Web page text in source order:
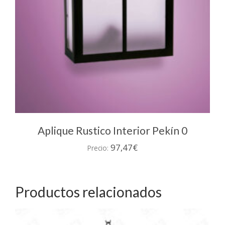
Aplique Rustico Interior Pekín 0
Precio: 97,47€
Productos relacionados